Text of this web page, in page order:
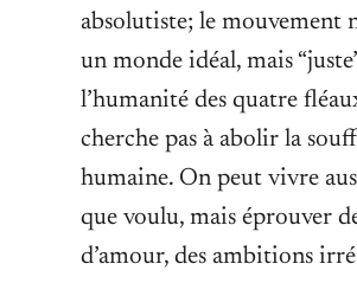
absolutiste; le mouvement
un monde idéal, mais
l’humanité des quatre
cherche pas à abolir la
humaine. On peut vivre
que voulu, mais éprouver
d’amour, des ambitions